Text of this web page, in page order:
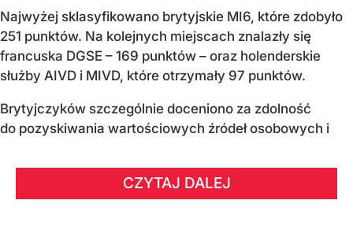
Najwyżej sklasyfikowano brytyjskie MI6, które zdobyło
251 punktów. Na kolejnych miejscach znalazły się
francuska DGSE – 169 punktów – oraz holenderskie
służby AIVD i MIVD, które otrzymały 97 punktów.
Brytyjczyków szczególnie doceniono za zdolność
do pozyskiwania wartościowych źródeł osobowych i
CZYTAJ DALEJ